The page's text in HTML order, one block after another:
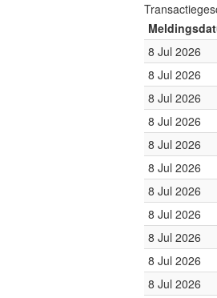
8 Jul 2026
8 Jul 2026
8 Jul 2026
8 Jul 2026
8 Jul 2026
8 Jul 2026
8 Jul 2026
8 Jul 2026
8 Jul 2026
8 Jul 2026
8 Jul 2026